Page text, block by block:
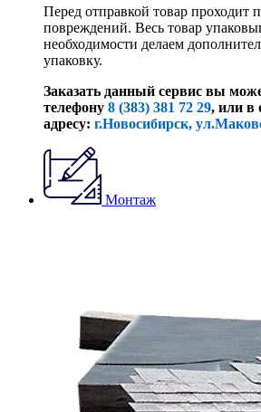
Перед отправкой товар проходит
повреждений. Весь товар
необходимости делаем
упаковку.
Заказать данный сервис вы
телефону 8 (383) 381 72 29, или в
адресу: г.Новосибирск,
Монтаж